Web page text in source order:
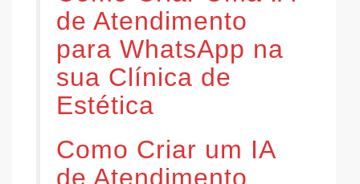
de Atendimento
para WhatsApp na
sua Clínica de
Estética
Como Criar um IA
de Atendimento